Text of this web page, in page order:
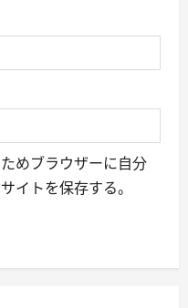
めブラウザーに自分
イトを保存する。